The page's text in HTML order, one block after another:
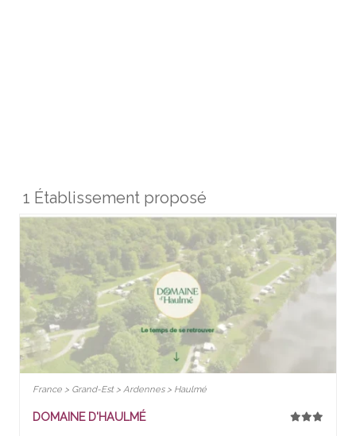
1 Établissement proposé
France > Grand-Est > Ardennes > Haulmé
DOMAINE D'HAULMÉ